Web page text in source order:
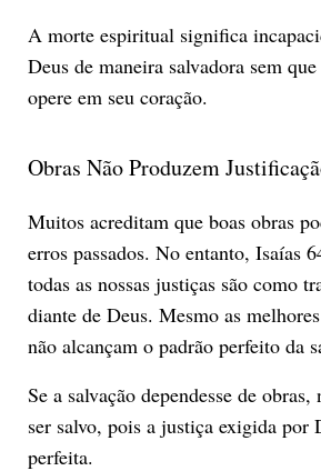
A morte espiritual significa
Deus de maneira salvadora sem
opere em seu coração.
Obras Não Produzem
Muitos acreditam que boas obras
erros passados. No entanto, Isaías
todas as nossas justiças são como
diante de Deus. Mesmo as
não alcançam o padrão perfeito da
Se a salvação dependesse de
ser salvo, pois a justiça exigida por
perfeita.